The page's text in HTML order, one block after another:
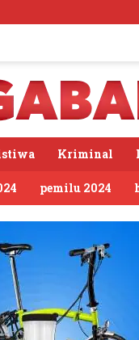
Jalin
Kriminal
pemilu 2024